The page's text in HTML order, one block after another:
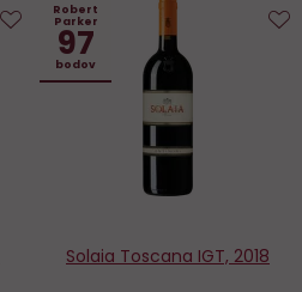
obľúbených
Robert
Parker
97
bodov
Solaia Toscana IGT, 2018